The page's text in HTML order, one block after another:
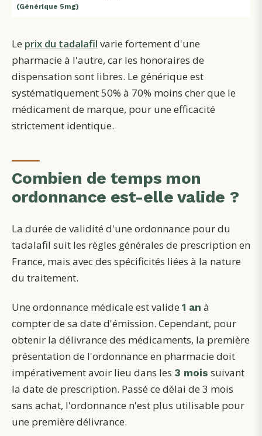
(Générique 5mg)
Le prix du tadalafil varie fortement d'une
pharmacie à l'autre, car les honoraires de
dispensation sont libres. Le générique est
systématiquement 50% à 70% moins cher que le
médicament de marque, pour une efficacité
strictement identique.
Combien de temps mon
ordonnance est-elle valide ?
La durée de validité d'une ordonnance pour du
tadalafil suit les règles générales de prescription en
France, mais avec des spécificités liées à la nature
du traitement.
Une ordonnance médicale est valide 1 an à
compter de sa date d'émission. Cependant, pour
obtenir la délivrance des médicaments, la première
présentation de l'ordonnance en pharmacie doit
impérativement avoir lieu dans les 3 mois suivant
la date de prescription. Passé ce délai de 3 mois
sans achat, l'ordonnance n'est plus utilisable pour
une première délivrance.